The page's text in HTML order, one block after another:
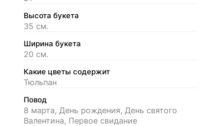
Высота букета
35 см.
Ширина букета
20 см.
Какие цветы содержит
Тюльпан
Повод
8 марта, День рождения, День святого
Валентина, Первое свидание